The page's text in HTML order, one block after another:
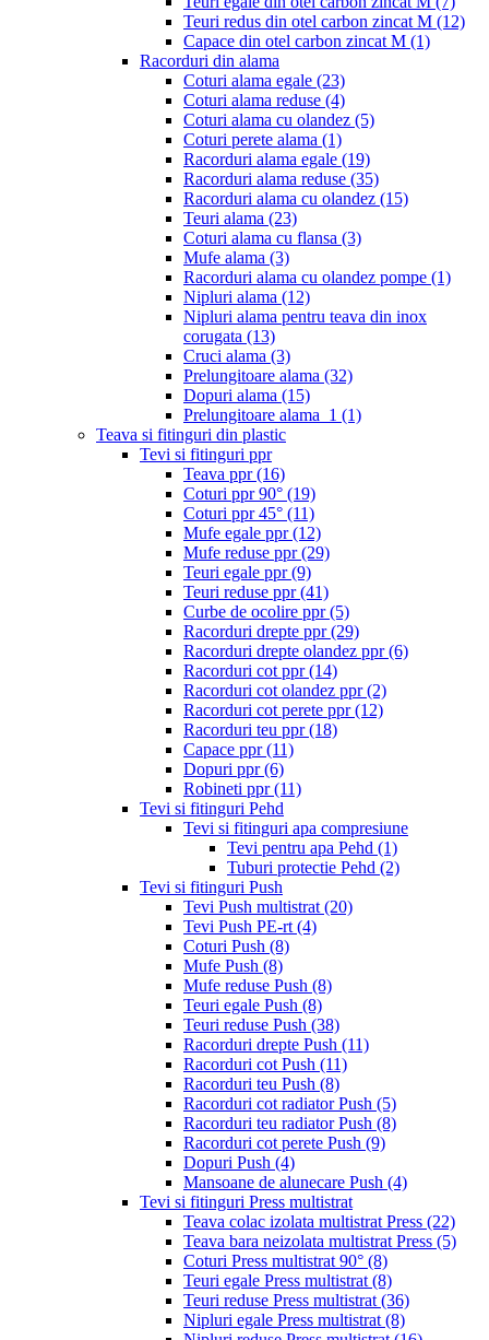
Teuri redus din otel carbon zincat M (12)
Capace din otel carbon zincat M (1)
Racorduri din alama
Coturi alama egale (23)
Coturi alama reduse (4)
Coturi alama cu olandez (5)
Coturi perete alama (1)
Racorduri alama egale (19)
Racorduri alama reduse (35)
Racorduri alama cu olandez (15)
Teuri alama (23)
Coturi alama cu flansa (3)
Mufe alama (3)
Racorduri alama cu olandez pompe (1)
Nipluri alama (12)
Nipluri alama pentru teava din inox
corugata (13)
Cruci alama (3)
Prelungitoare alama (32)
Dopuri alama (15)
Prelungitoare alama_1 (1)
Teava si fitinguri din plastic
Tevi si fitinguri ppr
Teava ppr(16)
Coturi ppr 90° (19)
Coturi ppr 45° (11)
Mufe egale ppr(12)
Mufe reduse ppr(29)
Teuri egale ppr(9)
Teuri reduse ppr(41)
Curbe de ocolire ppr(5)
Racorduri drepte ppr(29)
Racorduri drepte olandez ppr(6)
Racorduri cot ppr(14)
Racorduri cot olandez ppr(2)
Racorduri cot perete ppr(12)
Racorduri teu ppr(18)
Capace ppr(11)
Dopuri ppr(6)
Robineti ppr(11)
Tevi si fitinguri Pehd
Tevi si fitinguri apa compresiune
Tevi pentru apa Pehd (1)
Tuburi protectie Pehd (2)
Tevi si fitinguri Push
Tevi Push multistrat (20)
Tevi Push PE-rt (4)
Coturi Push (8)
Mufe Push (8)
Mufe reduse Push (8)
Teuri egale Push (8)
Teuri reduse Push (38)
Racorduri drepte Push (11)
Racorduri cot Push (11)
Racorduri teu Push (8)
Racorduri cot radiator Push (5)
Racorduri teu radiator Push (8)
Racorduri cot perete Push (9)
Dopuri Push (4)
Mansoane de alunecare Push (4)
Tevi si fitinguri Press multistrat
Teava colac izolata multistrat Press (22)
Teava bara neizolata multistrat Press (5)
Coturi Press multistrat 90° (8)
Teuri egale Press multistrat (8)
Teuri reduse Press multistrat (36)
Nipluri egale Press multistrat (8)